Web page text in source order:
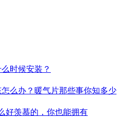
时候安装？
么办？暖气片那些事你知多少
好羡慕的，你也能拥有